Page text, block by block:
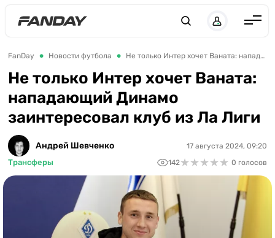
Англия
Испания
Германия
Италия
Франция
Украина
ЧЕ-2028
FanDay Новости футбола Не только Интер хочет Ваната: нападающий Динамо заинтересовал клуб из Ла Лиги
Не только Интер хочет Ваната:
нападающий Динамо
заинтересовал клуб из Ла Лиги
Андрей Шевченко
Трансферы
17 августа 2024, 09:20
142★★★★★
★★★★★ 0 голосов